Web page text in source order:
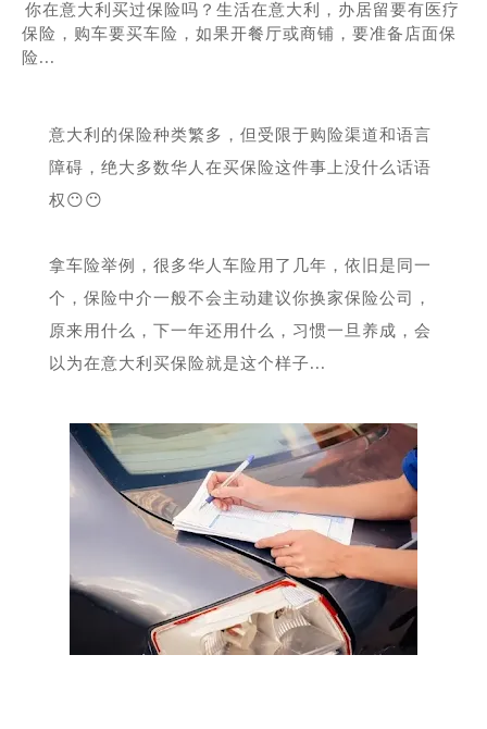
你在意大利买过保险吗？生活在意大利，办居留要有医疗
保险，购车要买车险，如果开餐厅或商铺，要准备店面保
险...
意大利的保险种类繁多，但受限于购险渠道和语言
障碍，绝大多数华人在买保险这件事上没什么话语
权😶😶
拿车险举例，很多华人车险用了几年，依旧是同一
个，保险中介一般不会主动建议你换家保险公司，
原来用什么，下一年还用什么，习惯一旦养成，会
以为在意大利买保险就是这个样子...